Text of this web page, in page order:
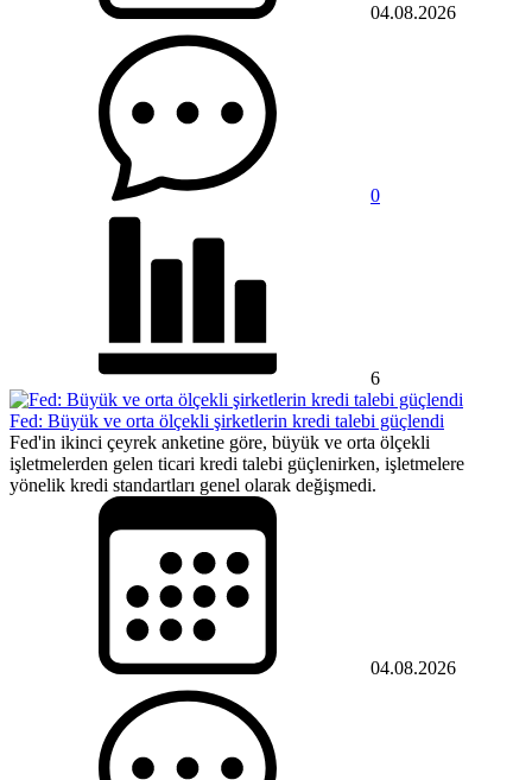
04.08.2026
0
6
Fed: Büyük ve orta ölçekli şirketlerin kredi talebi güçlendi
Fed'in ikinci çeyrek anketine göre, büyük ve orta ölçekli
işletmelerden gelen ticari kredi talebi güçlenirken, işletmelere
yönelik kredi standartları genel olarak değişmedi.
04.08.2026